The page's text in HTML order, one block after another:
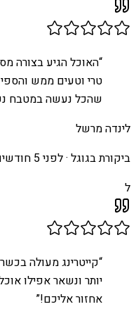
“האוכל הגיע בצורה
טרי וטעים ממש
שהכל נעשה במטבח
לינדה מרשל
ביקורת בגוגל ·לפני 5 חודשים
ל
“קייטרינג מעולה
יותר ונשאר אפילו
אחזור אליכם!”